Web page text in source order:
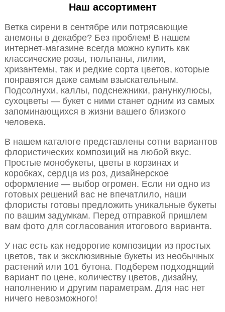
Наш ассортимент
Ветка сирени в сентябре или потрясающие
анемоны в декабре? Без проблем! В нашем
интернет-магазине всегда можно купить как
классические розы, тюльпаны, лилии,
хризантемы, так и редкие сорта цветов, которые
понравятся даже самым взыскательным.
Подсолнухи, каллы, подснежники, ранункулюсы,
сухоцветы — букет с ними станет одним из самых
запоминающихся в жизни вашего близкого
человека.
В нашем каталоге представлены сотни вариантов
флористических композиций на любой вкус.
Простые монобукеты, цветы в корзинах и
коробках, сердца из роз, дизайнерское
оформление — выбор огромен. Если ни одно из
готовых решений вас не впечатлило, наши
флористы готовы предложить уникальные букеты
по вашим задумкам. Перед отправкой пришлем
вам фото для согласования итогового варианта.
У нас есть как недорогие композиции из простых
цветов, так и эксклюзивные букеты из необычных
растений или 101 бутона. Подберем подходящий
вариант по цене, количеству цветов, дизайну,
наполнению и другим параметрам. Для нас нет
ничего невозможного!